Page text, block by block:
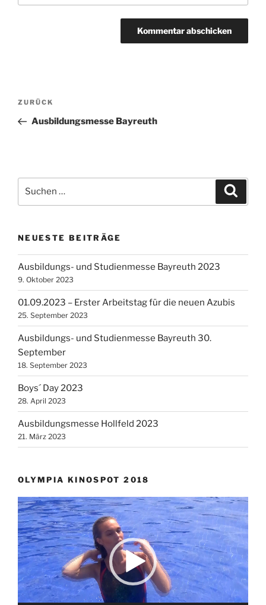
Beitragsnavigation
Vorheriger
Beitrag
ZURÜCK
Ausbildungsmesse Bayreuth
nach:
NEUESTE BEITRÄGE
Ausbildungs- und Studienmesse Bayreuth 2023
9. Oktober 2023
01.09.2023 – Erster Arbeitstag für die neuen Azubis
25. September 2023
Ausbildungs- und Studienmesse Bayreuth 30.
September
18. September 2023
Boys´ Day 2023
28. April 2023
Ausbildungsmesse Hollfeld 2023
21. März 2023
OLYMPIA KINOSPOT 2018
Video-
Player